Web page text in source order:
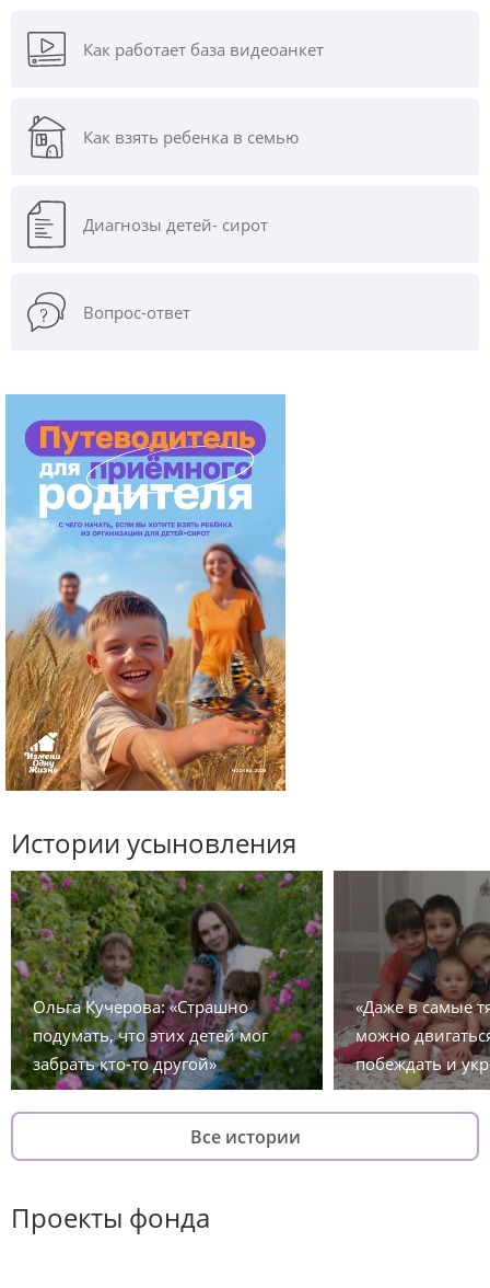
Как работает база видеоанкет
Как взять ребенка в семью
Диагнозы детей- сирот
Вопрос-ответ
Истории усыновления
Ольга Кучерова: «Страшно
подумать, что этих детей мог
забрать кто-то другой»
«Даже в самые
можно
побеждать и
Все истории
Проекты фонда